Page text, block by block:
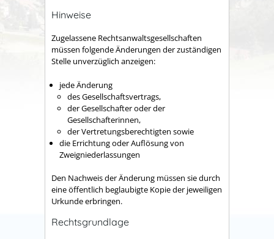
Hinweise
Zugelassene Rechtsanwaltsgesellschaften
müssen folgende Änderungen der zuständigen
Stelle unverzüglich anzeigen:
jede Änderung
des Gesellschaftsvertrags,
der Gesellschafter oder der
Gesellschafterinnen,
der Vertretungsberechtigten sowie
die Errichtung oder Auflösung von
Zweigniederlassungen
Den Nachweis der Änderung müssen sie durch
eine öffentlich beglaubigte Kopie der jeweiligen
Urkunde erbringen.
Rechtsgrundlage